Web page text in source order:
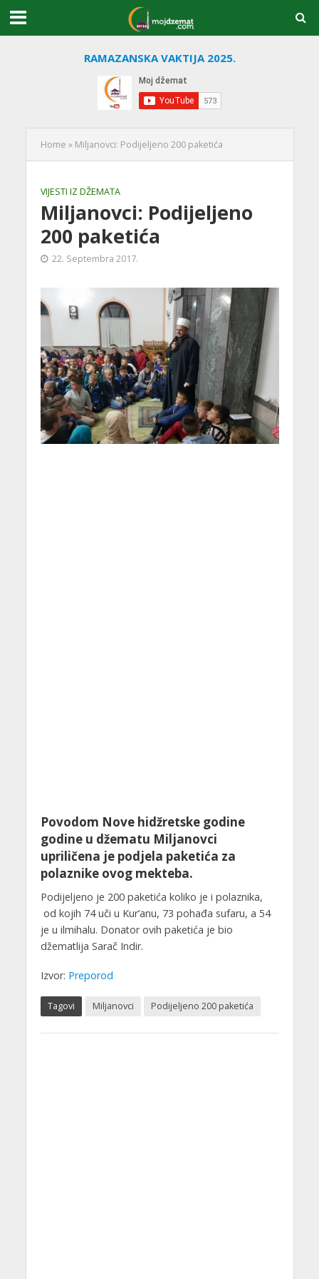
RAMAZANSKA VAKTIJA 2025.
Home » Miljanovci: Podijeljeno 200 paketića
VIJESTI IZ DŽEMATA
Miljanovci: Podijeljeno
200 paketića
22. Septembra 2017.
Povodom Nove hidžretske godine
godine u džematu Miljanovci
upriličena je podjela paketića za
polaznike ovog mekteba.
Podijeljeno je 200 paketića koliko je i polaznika,
od kojih 74 uči u Kur’anu, 73 pohađa sufaru, a 54
je u ilmihalu. Donator ovih paketića je bio
džematlija Sarač Indir.
Izvor: Preporod
Tagovi Miljanovci Podijeljeno 200 paketića